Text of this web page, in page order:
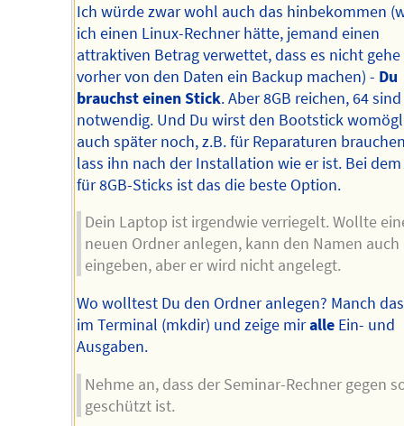
Ich würde zwar wohl auch das hinbekommen
ich einen Linux-Rechner hätte, jemand einen
attraktiven Betrag verwettet, dass es nicht
vorher von den Daten ein Backup machen) - Du
brauchst einen Stick. Aber 8GB reichen, 64
notwendig. Und Du wirst den Bootstick
auch später noch, z.B. für Reparaturen
lass ihn nach der Installation wie er ist. Bei dem
für 8GB-Sticks ist das die beste Option.
Dein Laptop ist irgendwie verriegelt. Wollte
neuen Ordner anlegen, kann den Namen auch
eingeben, aber er wird nicht angelegt.
Wo wolltest Du den Ordner anlegen? Manch
im Terminal (mkdir) und zeige miralleEin- und
Ausgaben.
Nehme an, dass der Seminar-Rechner gegen
geschützt ist.